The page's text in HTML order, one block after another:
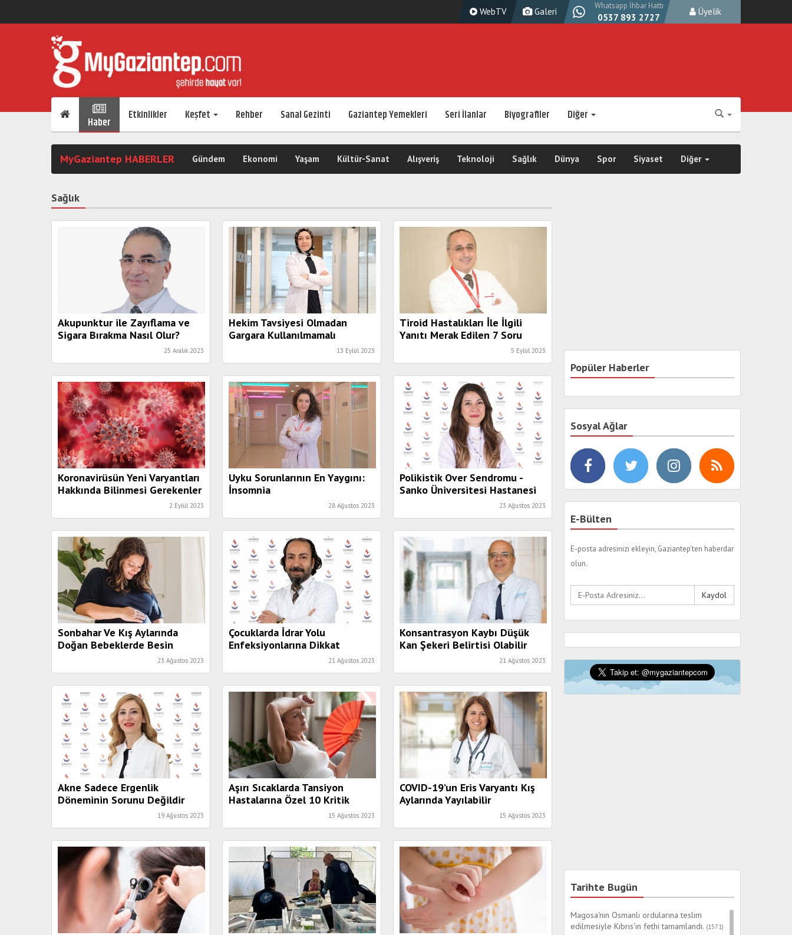
WebTV Galeri
Whatsapp İhbar Hattı
0537 893 2727
Üyelik
Haber Etkinlikler Keşfet Rehber Sanal Gezinti Gaziantep Yemekleri Seri İlanlar Biyografiler Diğer
MyGaziantep HABERLER Gündem Ekonomi Yaşam Kültür-Sanat Alışveriş Teknoloji Sağlık Dünya Spor Siyaset Diğer
Sağlık
Akupunktur ile Zayıflama ve
Sigara Bırakma Nasıl Olur?
25 Aralık 2023
Hekim Tavsiyesi Olmadan
Gargara Kullanılmamalı
13 Eylül 2023
Tiroid Hastalıkları İle İlgili
Yanıtı Merak Edilen 7 Soru
5 Eylül 2023
Koronavirüsün Yeni Varyantları
Hakkında Bilinmesi Gerekenler
2 Eylül 2023
Uyku Sorunlarının En Yaygını:
İnsomnia
28 Ağustos 2023
Polikistik Over Sendromu -
Sanko Üniversitesi Hastanesi
Kadın Hastalıkları Ve Doğum
Uzmanı Opr. Dr. Almalı: “Bu
Değişikliği Büyük Önem
Taşıyor”
23 Ağustos 2023
Sonbahar Ve Kış Aylarında
Doğan Bebeklerde Besin
Alerjisi Riski Daha Yüksek!23 Ağustos 2023
Çocuklarda İdrar Yolu
Enfeksiyonlarına Dikkat
21 Ağustos 2023
Konsantrasyon Kaybı Düşük
Kan Şekeri Belirtisi Olabilir
21 Ağustos 2023
Akne Sadece Ergenlik
Döneminin Sorunu Değildir
19 Ağustos 2023
Aşırı Sıcaklarda Tansiyon
Hastalarına Özel 10 Kritik
15 Ağustos 2023
COVID-19’un Eris Varyantı Kış
Aylarında Yayılabilir
15 Ağustos 2023
Popüler Haberler
Sosyal Ağlar
E-Bülten
E-posta adresinizi ekleyin, Gaziantep'ten haberdar
olun.
Kaydol
Tarihte Bugün
Magosa'nın Osmanlı ordularına teslim
edilmesiyle Kıbrıs'ın fethi tamamlandı. (1571)